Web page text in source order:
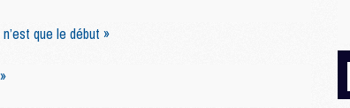
que le début »